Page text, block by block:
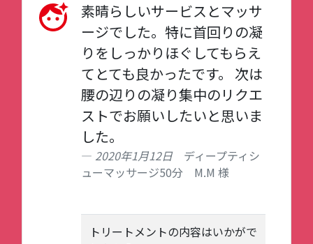
素晴らしいサービスとマッサ
ージでした。特に首回りの凝
りをしっかりほぐしてもらえ
てとても良かったです。 次は
腰の辺りの凝り集中のリクエ
ストでお願いしたいと思いま
した。
2020年1月12日ディープティシ
ューマッサージ50分 M.M 様
トリートメントの内容はいかがで